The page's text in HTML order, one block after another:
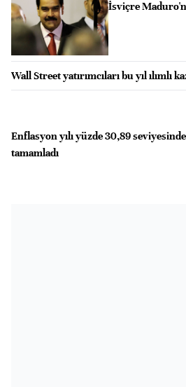
İsviçre
Wall Street yatırımcıları bu yıl ılımlı
Enflasyon yılı yüzde 30,89 seviyesinde
tamamladı